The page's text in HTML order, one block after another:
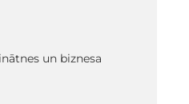
un biznesa